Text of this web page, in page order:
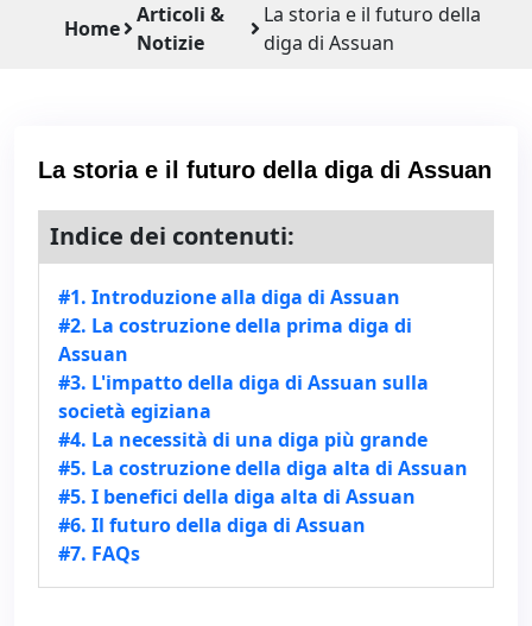
Home
Articoli &
Notizie
La storia e il futuro della
diga di Assuan
La storia e il futuro della diga di Assuan
Indice dei contenuti:
#1. Introduzione alla diga di Assuan
#2. La costruzione della prima diga di
Assuan
#3. L'impatto della diga di Assuan sulla
società egiziana
#4. La necessità di una diga più grande
#5. La costruzione della diga alta di Assuan
#5. I benefici della diga alta di Assuan
#6. Il futuro della diga di Assuan
#7. FAQs